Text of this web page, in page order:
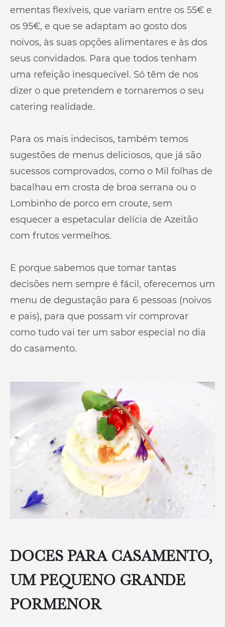
ementas flexíveis, que variam entre os 55€ e
os 95€, e que se adaptam ao gosto dos
noivos, às suas opções alimentares e às dos
seus convidados. Para que todos tenham
uma refeição inesquecível. Só têm de nos
dizer o que pretendem e tornaremos o seu
catering realidade.
Para os mais indecisos, também temos
sugestões de menus deliciosos, que já são
sucessos comprovados, como o Mil folhas de
bacalhau em crosta de broa serrana ou o
Lombinho de porco em croute, sem
esquecer a espetacular delícia de Azeitão
com frutos vermelhos.
E porque sabemos que tomar tantas
decisões nem sempre é fácil, oferecemos um
menu de degustação para 6 pessoas (noivos
e pais), para que possam vir comprovar
como tudo vai ter um sabor especial no dia
do casamento.
DOCES PARA CASAMENTO,
UM PEQUENO GRANDE
PORMENOR